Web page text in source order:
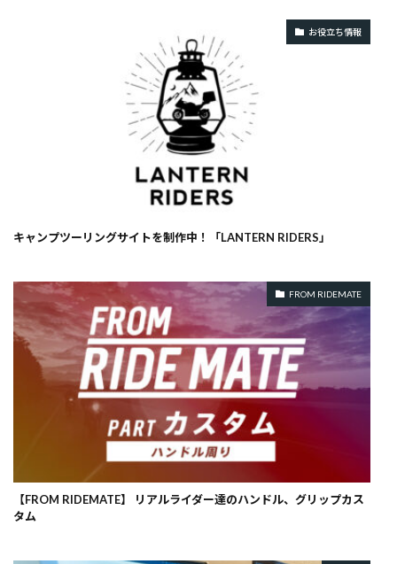
お役立ち情報
キャンプツーリングサイトを制作中！「LANTERN RIDERS」
FROM RIDEMATE
【FROM RIDEMATE】 リアルライダー達のハンドル、グリップカス
タム